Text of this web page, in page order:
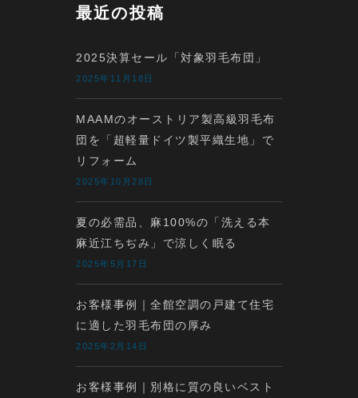
for:
最近の投稿
2025決算セール「対象羽毛布団」
2025年11月18日
MAAMのオーストリア製高級羽毛布
団を「超軽量ドイツ製平織生地」で
リフォーム
2025年10月28日
夏の必需品、麻100%の「洗える本
麻近江ちぢみ」で涼しく眠る
2025年5月17日
お客様事例｜全館空調の戸建て住宅
に適した羽毛布団の厚み
2025年2月14日
お客様事例｜別格に質の良いベスト